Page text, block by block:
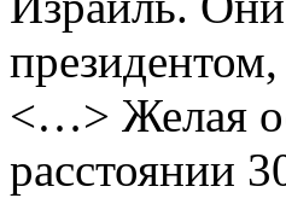
<…> Желая
расстоянии